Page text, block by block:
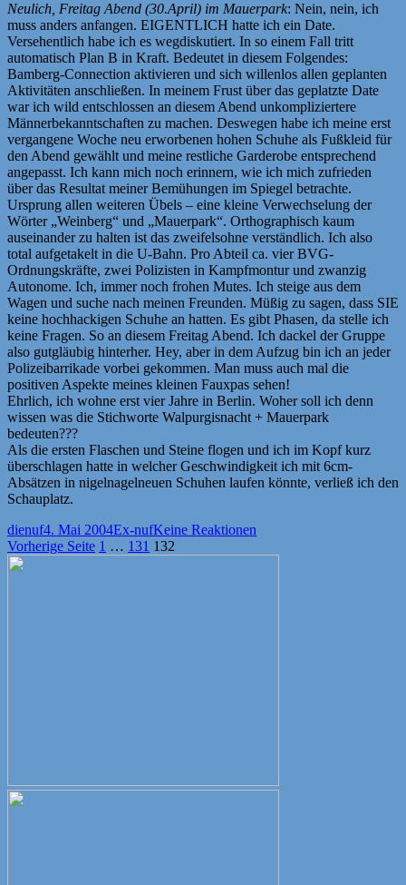
Neulich, Freitag Abend (30.April) im Mauerpark: Nein, nein, ich
muss anders anfangen. EIGENTLICH hatte ich ein Date.
Versehentlich habe ich es wegdiskutiert. In so einem Fall tritt
automatisch Plan B in Kraft. Bedeutet in diesem Folgendes:
Bamberg-Connection aktivieren und sich willenlos allen geplanten
Aktivitäten anschließen. In meinem Frust über das geplatzte Date
war ich wild entschlossen an diesem Abend unkompliziertere
Männerbekanntschaften zu machen. Deswegen habe ich meine erst
vergangene Woche neu erworbenen hohen Schuhe als Fußkleid für
den Abend gewählt und meine restliche Garderobe entsprechend
angepasst. Ich kann mich noch erinnern, wie ich mich zufrieden
über das Resultat meiner Bemühungen im Spiegel betrachte.
Ursprung allen weiteren Übels – eine kleine Verwechselung der
Wörter „Weinberg“ und „Mauerpark“. Orthographisch kaum
auseinander zu halten ist das zweifelsohne verständlich. Ich also
total aufgetakelt in die U-Bahn. Pro Abteil ca. vier BVG-
Ordnungskräfte, zwei Polizisten in Kampfmontur und zwanzig
Autonome. Ich, immer noch frohen Mutes. Ich steige aus dem
Wagen und suche nach meinen Freunden. Müßig zu sagen, dass SIE
keine hochhackigen Schuhe an hatten. Es gibt Phasen, da stelle ich
keine Fragen. So an diesem Freitag Abend. Ich dackel der Gruppe
also gutgläubig hinterher. Hey, aber in dem Aufzug bin ich an jeder
Polizeibarrikade vorbei gekommen. Man muss auch mal die
positiven Aspekte meines kleinen Fauxpas sehen!
Ehrlich, ich wohne erst vier Jahre in Berlin. Woher soll ich denn
wissen was die Stichworte Walpurgisnacht + Mauerpark
bedeuten???
Als die ersten Flaschen und Steine flogen und ich im Kopf kurz
überschlagen hatte in welcher Geschwindigkeit ich mit 6cm-
Absätzen in nigelnagelneuen Schuhen laufen könnte, verließ ich den
Schauplatz.
Autor
dienufVeröffentlicht
am
4. Mai 2004Kategorien
Ex-nufKeine Reaktionen
Seitennummerierung
der
Vorherige Seite Seite
1 … Seite
131 Seite
132